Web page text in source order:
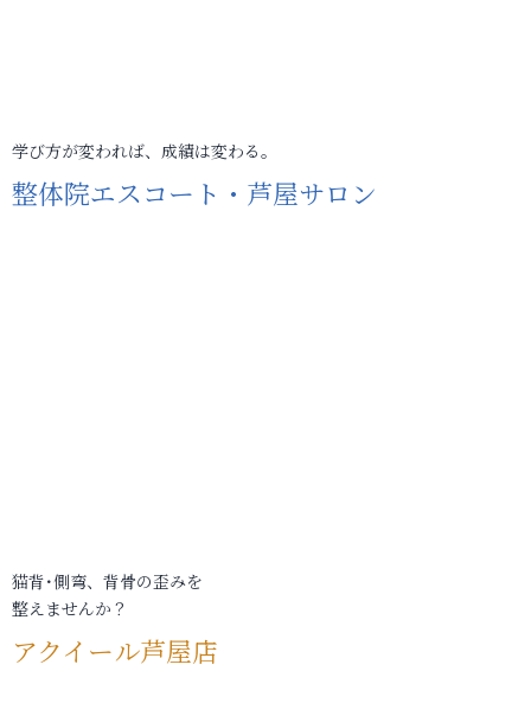
学び方が変われば、成績は変わる。
整体院エスコート・芦屋サロン
猫背･側弯、背骨の歪みを
整えませんか？
アクイール芦屋店